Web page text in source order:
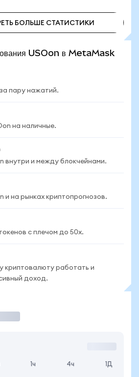
БОЛЬШЕ СТАТИСТИКИ
USOon в MetaMask
пару нажатий.
на наличные.
внутри и между блокчейнами.
и на рынках криптопрогнозов.
с плечом до 50x.
криптовалюту работать и
доход.
1ч 4ч 1Д